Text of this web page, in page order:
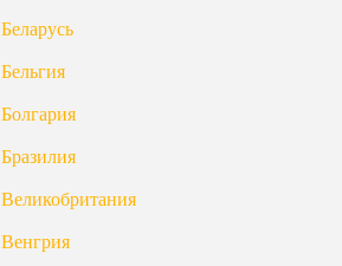
Беларусь
Бельгия
Болгария
Бразилия
Великобритания
Венгрия